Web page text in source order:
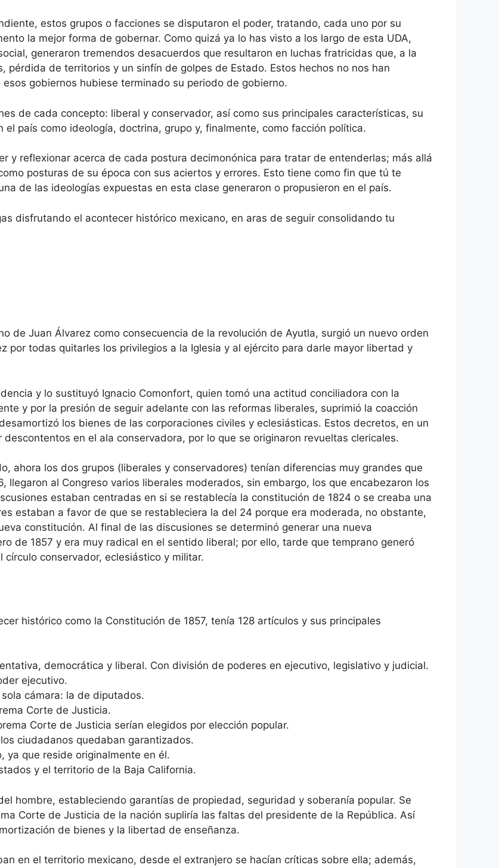
estos grupos o facciones se disputaron el poder, tratando, cada uno por su
la mejor forma de gobernar. Como quizá ya lo has visto a los largo de esta UDA,
generaron tremendos desacuerdos que resultaron en luchas fratricidas que, a la
pérdida de territorios y un sinfín de golpes de Estado. Estos hechos no nos han
gobiernos hubiese terminado su periodo de gobierno.
de cada concepto: liberal y conservador, así como sus principales características, su
país como ideología, doctrina, grupo y, finalmente, como facción política.
y reflexionar acerca de cada postura decimonónica para tratar de entenderlas; más allá
posturas de su época con sus aciertos y errores. Esto tiene como fin que tú te
de las ideologías expuestas en esta clase generaron o propusieron en el país.
disfrutando el acontecer histórico mexicano, en aras de seguir consolidando tu
de Juan Álvarez como consecuencia de la revolución de Ayutla, surgió un nuevo orden
por todas quitarles los privilegios a la Iglesia y al ejército para darle mayor libertad y
y lo sustituyó Ignacio Comonfort, quien tomó una actitud conciliadora con la
y por la presión de seguir adelante con las reformas liberales, suprimió la coacción
los bienes de las corporaciones civiles y eclesiásticas. Estos decretos, en un
en el ala conservadora, por lo que se originaron revueltas clericales.
ahora los dos grupos (liberales y conservadores) tenían diferencias muy grandes que
llegaron al Congreso varios liberales moderados, sin embargo, los que encabezaron los
estaban centradas en si se restablecía la constitución de 1824 o se creaba una
estaban a favor de que se restableciera la del 24 porque era moderada, no obstante,
constitución. Al final de las discusiones se determinó generar una nueva
de 1857 y era muy radical en el sentido liberal; por ello, tarde que temprano generó
conservador, eclesiástico y militar.
histórico como la Constitución de 1857, tenía 128 artículos y sus principales
democrática y liberal. Con división de poderes en ejecutivo, legislativo y judicial.
ejecutivo.
cámara: la de diputados.
Corte de Justicia.
Corte de Justicia serían elegidos por elección popular.
ciudadanos quedaban garantizados.
ya que reside originalmente en él.
y el territorio de la Baja California.
hombre, estableciendo garantías de propiedad, seguridad y soberanía popular. Se
Corte de Justicia de la nación supliría las faltas del presidente de la República. Así
de bienes y la libertad de enseñanza.
en el territorio mexicano, desde el extranjero se hacían críticas sobre ella; además,